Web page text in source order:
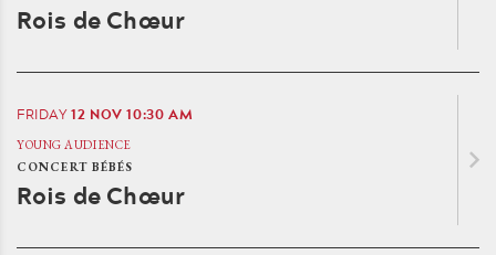
Rois de Chœur
FRIDAY12 NOV10:30 AM
YOUNG AUDIENCE
CONCERT BÉBÉS
Rois de Chœur